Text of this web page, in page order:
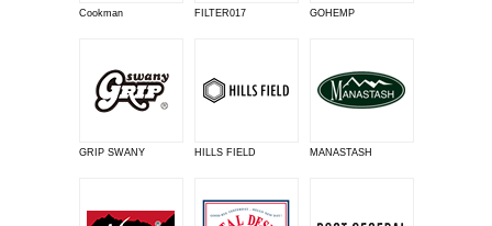
Cookman FILTER017 GOHEMP
GRIP SWANY HILLS FIELD MANASTASH